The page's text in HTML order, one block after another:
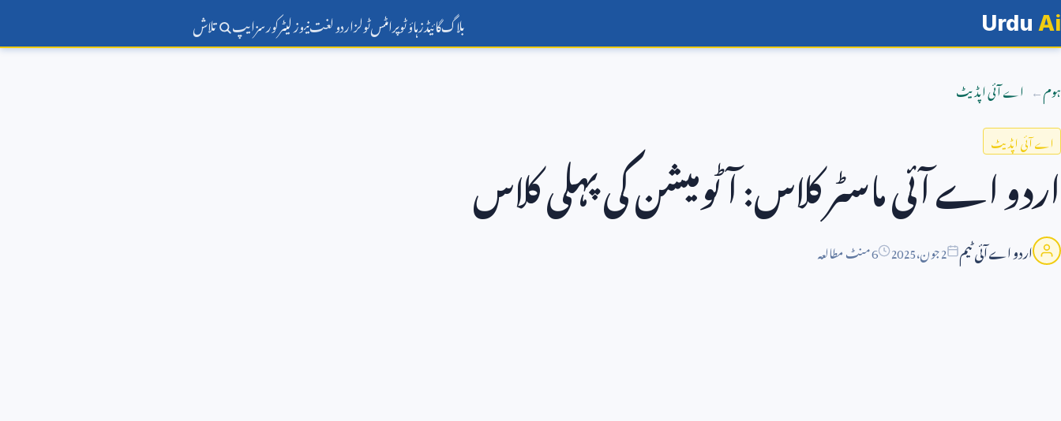
Urdu Ai بلاگگائیڈزہاؤ ٹوپرامٹسٹولزاردو لغتنیوز لیٹرکورسزایپ تلاش
ہوم اے آئی اپڈیٹ
اے آئی اپڈیٹ
اردو اے آئی ماسٹر کلاس: آٹومیشن کی پہلی کلاس
اردو اے آئی ٹیم 2جون،2025 6 منٹ مطالعہ